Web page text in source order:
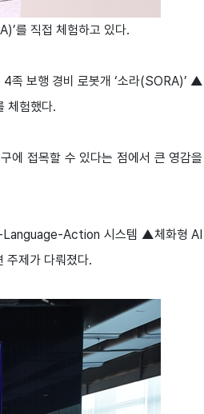
를 직접 체험하고 있다.
족 보행 경비 로봇개 ‘소라(SORA)’ ▲
체험했다.
에 접목할 수 있다는 점에서 큰 영감을
Language-Action 시스템 ▲체화형 AI
주제가 다뤄졌다.